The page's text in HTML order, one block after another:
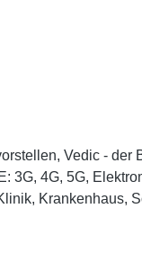
Vedic - der
3G, 4G, 5G,
Krankenhaus,